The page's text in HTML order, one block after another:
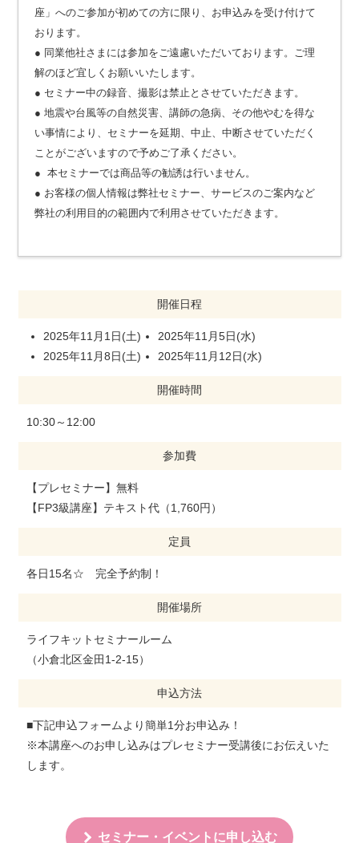
座」へのご参加が初めての方に限り、お申込みを受け付けて
おります。
● 同業他社さまには参加をご遠慮いただいております。ご理
解のほど宜しくお願いいたします。
● セミナー中の録音、撮影は禁止とさせていただきます。
● 地震や台風等の自然災害、講師の急病、その他やむを得な
い事情により、セミナーを延期、中止、中断させていただく
ことがございますので予めご了承ください。
● 本セミナーでは商品等の勧誘は行いません。
● お客様の個人情報は弊社セミナー、サービスのご案内など
弊社の利用目的の範囲内で利用させていただきます。
開催日程
2025年11月1日(土)
2025年11月5日(水)
2025年11月8日(土)
2025年11月12日(水)
開催時間
10:30～12:00
参加費
【プレセミナー】無料
【FP3級講座】テキスト代（1,760円）
定員
各日15名☆ 完全予約制！
開催場所
ライフキットセミナールーム
（小倉北区金田1-2-15）
申込方法
■下記申込フォームより簡単1分お申込み！
※本講座へのお申し込みはプレセミナー受講後にお伝えいた
します。
セミナー・イベントに申し込む